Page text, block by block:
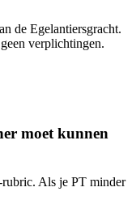
de Egelantiersgracht.
verplichtingen.
moet kunnen
rubric. Als je PT minder